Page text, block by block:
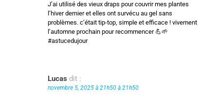
J’ai utilisé des vieux draps pour couvrir mes plantes
l’hiver dernier et elles ont survécu au gel sans
problèmes. c’était tip-top, simple et efficace ! vivement
l’automne prochain pour recommencer 💪🌱
#astucedujour
Lucas dit :
novembre 5, 2025 à 21h50 à 21h50